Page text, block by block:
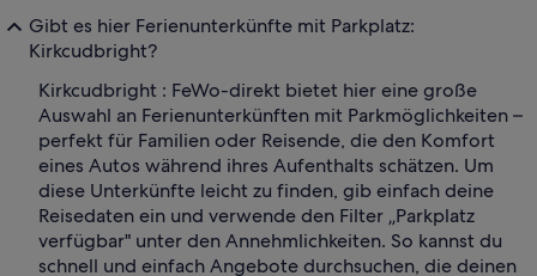
Gibt es hier Ferienunterkünfte mit Parkplatz:
Kirkcudbright?
Kirkcudbright : FeWo-direkt bietet hier eine große
Auswahl an Ferienunterkünften mit Parkmöglichkeiten –
perfekt für Familien oder Reisende, die den Komfort
eines Autos während ihres Aufenthalts schätzen. Um
diese Unterkünfte leicht zu finden, gib einfach deine
Reisedaten ein und verwende den Filter „Parkplatz
verfügbar" unter den Annehmlichkeiten. So kannst du
schnell und einfach Angebote durchsuchen, die deinen